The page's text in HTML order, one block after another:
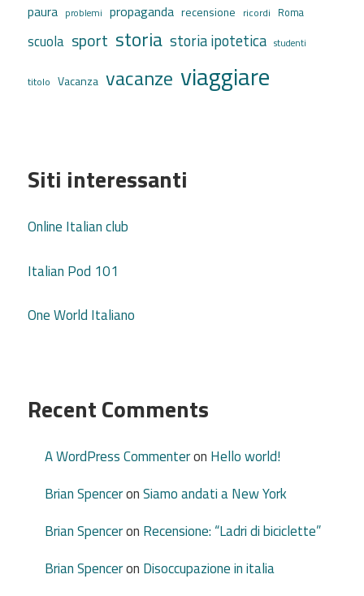
paura problemi propaganda recensione ricordi Roma
scuola sport storia storia ipotetica studenti
titolo Vacanza vacanze viaggiare
Siti interessanti
Online Italian club
Italian Pod 101
One World Italiano
Recent Comments
A WordPress Commenteron Hello world!
Brian SpenceronSiamo andati a New York
Brian Spenceron Recensione: “Ladri di biciclette”
Brian Spenceron Disoccupazione in italia